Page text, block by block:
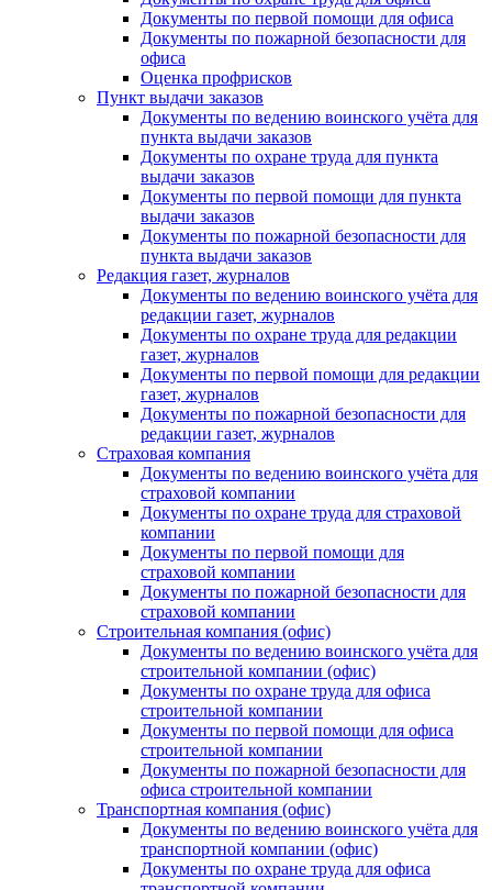
Документы по первой помощи для офиса
Документы по пожарной безопасности для
офиса
Оценка профрисков
Пункт выдачи заказов
Документы по ведению воинского учёта для
пункта выдачи заказов
Документы по охране труда для пункта
выдачи заказов
Документы по первой помощи для пункта
выдачи заказов
Документы по пожарной безопасности для
пункта выдачи заказов
Редакция газет, журналов
Документы по ведению воинского учёта для
редакции газет, журналов
Документы по охране труда для редакции
газет, журналов
Документы по первой помощи для редакции
газет, журналов
Документы по пожарной безопасности для
редакции газет, журналов
Страховая компания
Документы по ведению воинского учёта для
страховой компании
Документы по охране труда для страховой
компании
Документы по первой помощи для
страховой компании
Документы по пожарной безопасности для
страховой компании
Строительная компания (офис)
Документы по ведению воинского учёта для
строительной компании (офис)
Документы по охране труда для офиса
строительной компании
Документы по первой помощи для офиса
строительной компании
Документы по пожарной безопасности для
офиса строительной компании
Транспортная компания (офис)
Документы по ведению воинского учёта для
транспортной компании (офис)
Документы по охране труда для офиса